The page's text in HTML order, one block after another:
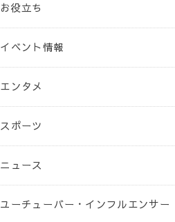
お役立ち
イベント情報
エンタメ
スポーツ
ニュース
ユーチューバー・インフルエンサー